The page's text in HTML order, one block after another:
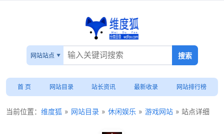
网站站点
首 页 网站目录 站长资讯 最新收录 网站排行榜
当前位置： 维度狐 » 网站目录 » 休闲娱乐 » 游戏网站 » 站点详细